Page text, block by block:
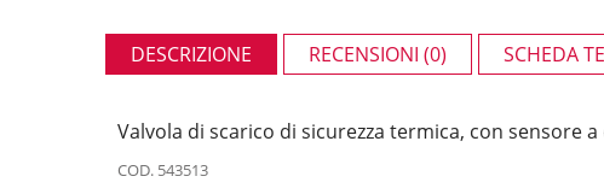
DESCRIZIONE RECENSIONI (0) SCHEDA
Valvola di scarico di sicurezza termica, con sensore
COD. 543513